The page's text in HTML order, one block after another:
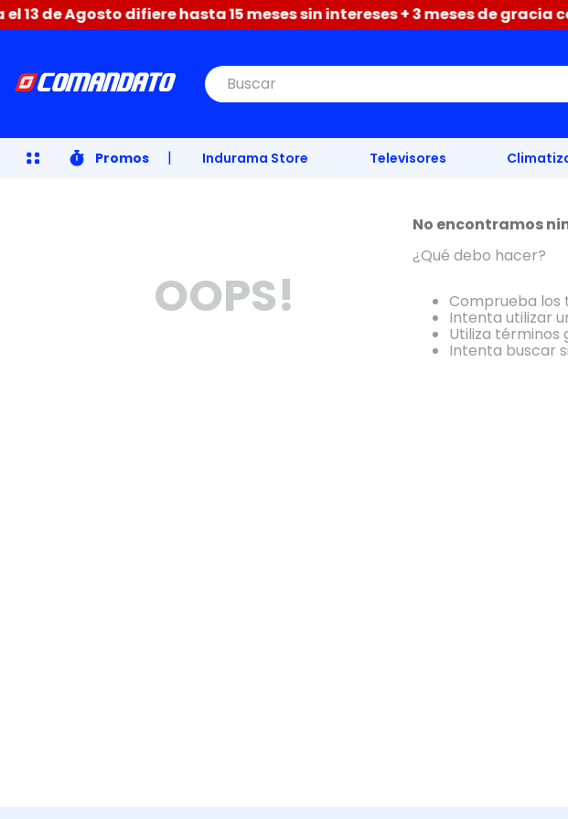
de Agosto difiere hasta 15 meses sin intereses + 3 meses de gracia
Buscar
Promos | Indurama Store Televisores
OOPS!
No encontramos
¿Qué debo hacer?
Comprueba los
Intenta utilizar
Utiliza términos
Intenta buscar